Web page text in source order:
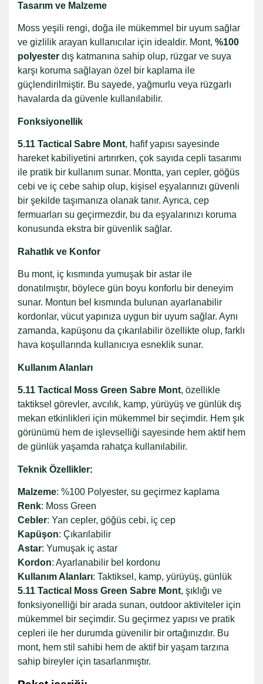
Tasarım ve Malzeme
Moss yeşili rengi, doğa ile mükemmel bir uyum sağlar
ve gizlilik arayan kullanıcılar için idealdir. Mont, %100
polyester dış katmanına sahip olup, rüzgar ve suya
karşı koruma sağlayan özel bir kaplama ile
güçlendirilmiştir. Bu sayede, yağmurlu veya rüzgarlı
havalarda da güvenle kullanılabilir.
Fonksiyonellik
5.11 Tactical Sabre Mont, hafif yapısı sayesinde
hareket kabiliyetini artırırken, çok sayıda cepli tasarımı
ile pratik bir kullanım sunar. Montta, yan cepler, göğüs
cebi ve iç cebe sahip olup, kişisel eşyalarınızı güvenli
bir şekilde taşımanıza olanak tanır. Ayrıca, cep
fermuarları su geçirmezdir, bu da eşyalarınızı koruma
konusunda ekstra bir güvenlik sağlar.
Rahatlık ve Konfor
Bu mont, iç kısmında yumuşak bir astar ile
donatılmıştır, böylece gün boyu konforlu bir deneyim
sunar. Montun bel kısmında bulunan ayarlanabilir
kordonlar, vücut yapınıza uygun bir uyum sağlar. Aynı
zamanda, kapüşonu da çıkarılabilir özellikte olup, farklı
hava koşullarında kullanıcıya esneklik sunar.
Kullanım Alanları
5.11 Tactical Moss Green Sabre Mont, özellikle
taktiksel görevler, avcılık, kamp, yürüyüş ve günlük dış
mekan etkinlikleri için mükemmel bir seçimdir. Hem şık
görünümü hem de işlevselliği sayesinde hem aktif hem
de günlük yaşamda rahatça kullanılabilir.
Teknik Özellikler:
Malzeme: %100 Polyester, su geçirmez kaplama
Renk: Moss Green
Cebler: Yan cepler, göğüs cebi, iç cep
Kapüşon: Çıkarılabilir
Astar: Yumuşak iç astar
Kordon: Ayarlanabilir bel kordonu
Kullanım Alanları: Taktiksel, kamp, yürüyüş, günlük
5.11 Tactical Moss Green Sabre Mont, şıklığı ve
fonksiyonelliği bir arada sunan, outdoor aktiviteler için
mükemmel bir seçimdir. Su geçirmez yapısı ve pratik
cepleri ile her durumda güvenilir bir ortağınızdır. Bu
mont, hem stil sahibi hem de aktif bir yaşam tarzına
sahip bireyler için tasarlanmıştır.